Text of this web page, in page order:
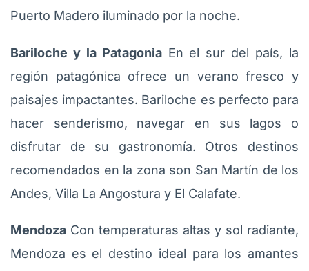
Puerto Madero iluminado por la noche.
Bariloche y la PatagoniaEn el sur del país, la
región patagónica ofrece un verano fresco y
paisajes impactantes. Bariloche es perfecto para
hacer senderismo, navegar en sus lagos o
disfrutar de su gastronomía. Otros destinos
recomendados en la zona son San Martín de los
Andes, Villa La Angostura y El Calafate.
Mendoza Con temperaturas altas y sol radiante,
Mendoza es el destino ideal para los amantes